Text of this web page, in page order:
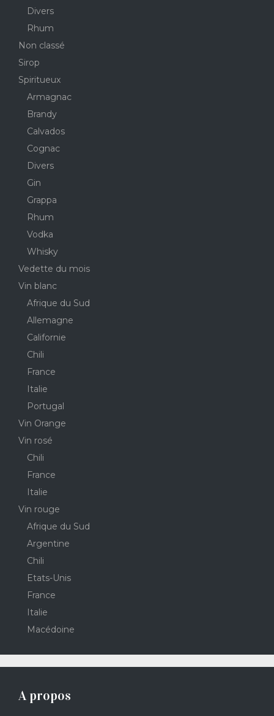
Divers
Rhum
Non classé
Sirop
Spiritueux
Armagnac
Brandy
Calvados
Cognac
Divers
Gin
Grappa
Rhum
Vodka
Whisky
Vedette du mois
Vin blanc
Afrique du Sud
Allemagne
Californie
Chili
France
Italie
Portugal
Vin Orange
Vin rosé
Chili
France
Italie
Vin rouge
Afrique du Sud
Argentine
Chili
Etats-Unis
France
Italie
Macédoine
A propos